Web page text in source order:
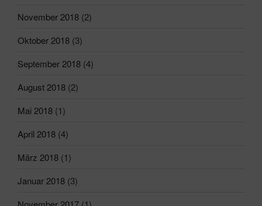
November 2018 (2)
Oktober 2018 (3)
September 2018 (4)
August 2018 (2)
Mai 2018 (1)
April 2018 (4)
März 2018 (1)
Januar 2018 (3)